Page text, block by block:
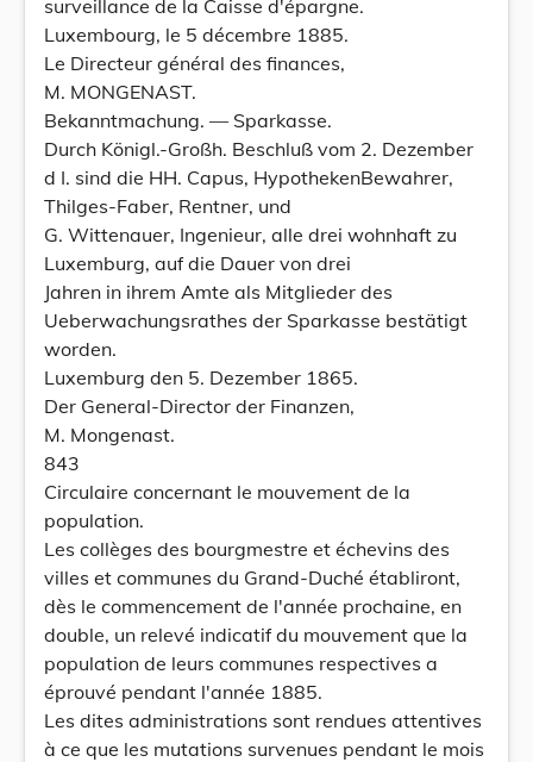
surveillance de la Caisse d'épargne.
Luxembourg, le 5 décembre 1885.
Le Directeur général des finances,
M. MONGENAST.
Bekanntmachung. — Sparkasse.
Durch Königl.-Großh. Beschluß vom 2. Dezember
d I. sind die HH. Capus, HypothekenBewahrer,
Thilges-Faber, Rentner, und
G. Wittenauer, Ingenieur, alle drei wohnhaft zu
Luxemburg, auf die Dauer von drei
Jahren in ihrem Amte als Mitglieder des
Ueberwachungsrathes der Sparkasse bestätigt
worden.
Luxemburg den 5. Dezember 1865.
Der General-Director der Finanzen,
M. Mongenast.
843
Circulaire concernant le mouvement de la
population.
Les collèges des bourgmestre et échevins des
villes et communes du Grand-Duché établiront,
dès le commencement de l'année prochaine, en
double, un relevé indicatif du mouvement que la
population de leurs communes respectives a
éprouvé pendant l'année 1885.
Les dites administrations sont rendues attentives
à ce que les mutations survenues pendant le mois